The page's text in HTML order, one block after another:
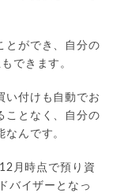
とができ、自分の
できます。
い付けも自動でお
ことなく、自分の
んです。
月時点で預り資
バイザーとなっ